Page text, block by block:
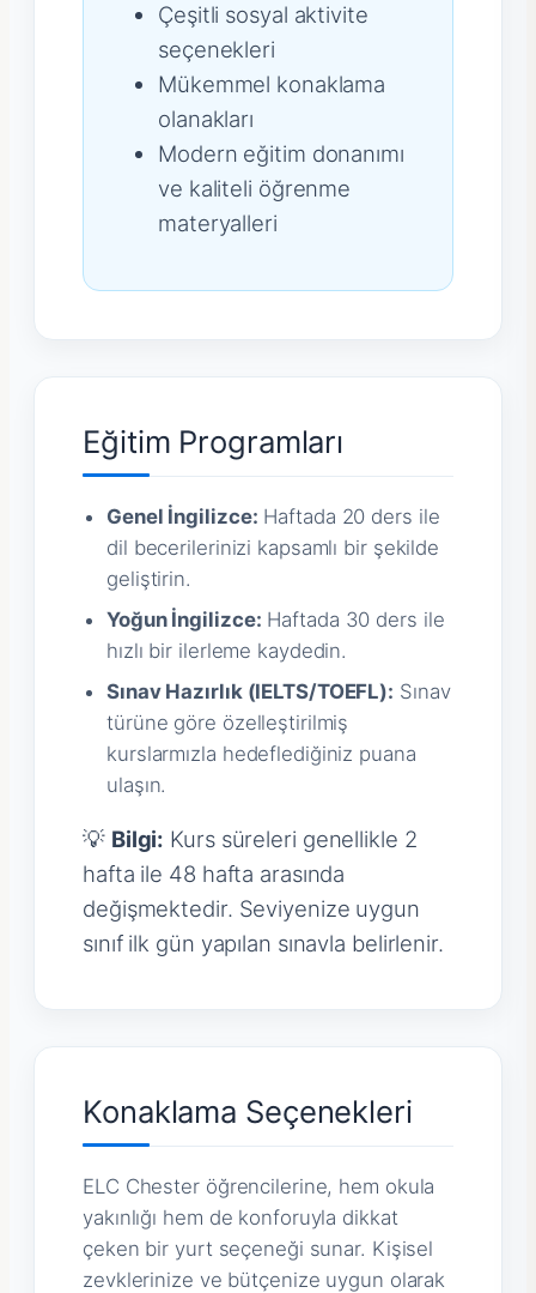
Çeşitli sosyal aktivite
seçenekleri
Mükemmel konaklama
olanakları
Modern eğitim donanımı
ve kaliteli öğrenme
materyalleri
Eğitim Programları
Genel İngilizce: Haftada 20 ders ile
dil becerilerinizi kapsamlı bir şekilde
geliştirin.
Yoğun İngilizce: Haftada 30 ders ile
hızlı bir ilerleme kaydedin.
Sınav Hazırlık (IELTS/TOEFL): Sınav
türüne göre özelleştirilmiş
kurslarmızla hedeflediğiniz puana
ulaşın.
💡 Bilgi: Kurs süreleri genellikle 2
hafta ile 48 hafta arasında
değişmektedir. Seviyenize uygun
sınıf ilk gün yapılan sınavla belirlenir.
Konaklama Seçenekleri
ELC Chester öğrencilerine, hem okula
yakınlığı hem de konforuyla dikkat
çeken bir yurt seçeneği sunar. Kişisel
zevklerinize ve bütçenize uygun olarak